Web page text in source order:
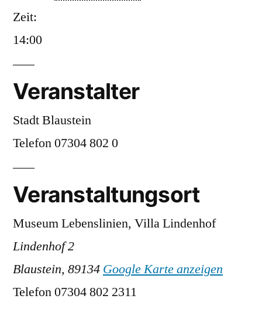
Zeit:
14:00
Veranstaltungsort
Museum Lebenslinien, Villa Lindenhof
Lindenhof 2
Blaustein, 89134 Google Karte anzeigen
Telefon07304 802 2311
Veranstalter
Stadt Blaustein
Telefon07304 802 0